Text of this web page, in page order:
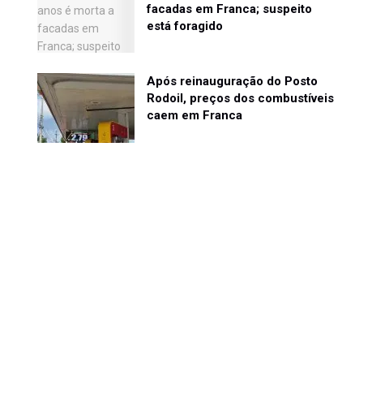
facadas em Franca; suspeito
está foragido
Após reinauguração do Posto
Rodoil, preços dos combustíveis
caem em Franca